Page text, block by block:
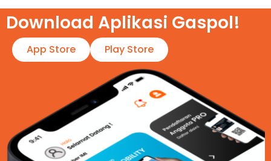
Download Aplikasi Gaspol!​
App Store Play Store